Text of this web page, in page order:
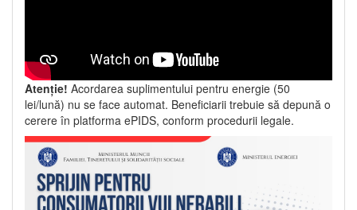
Atenție! Acordarea suplimentului pentru energie (50
lei/lună) nu se face automat. Beneficiarii trebuie să depună o
cerere în platforma ePIDS, conform procedurii legale.